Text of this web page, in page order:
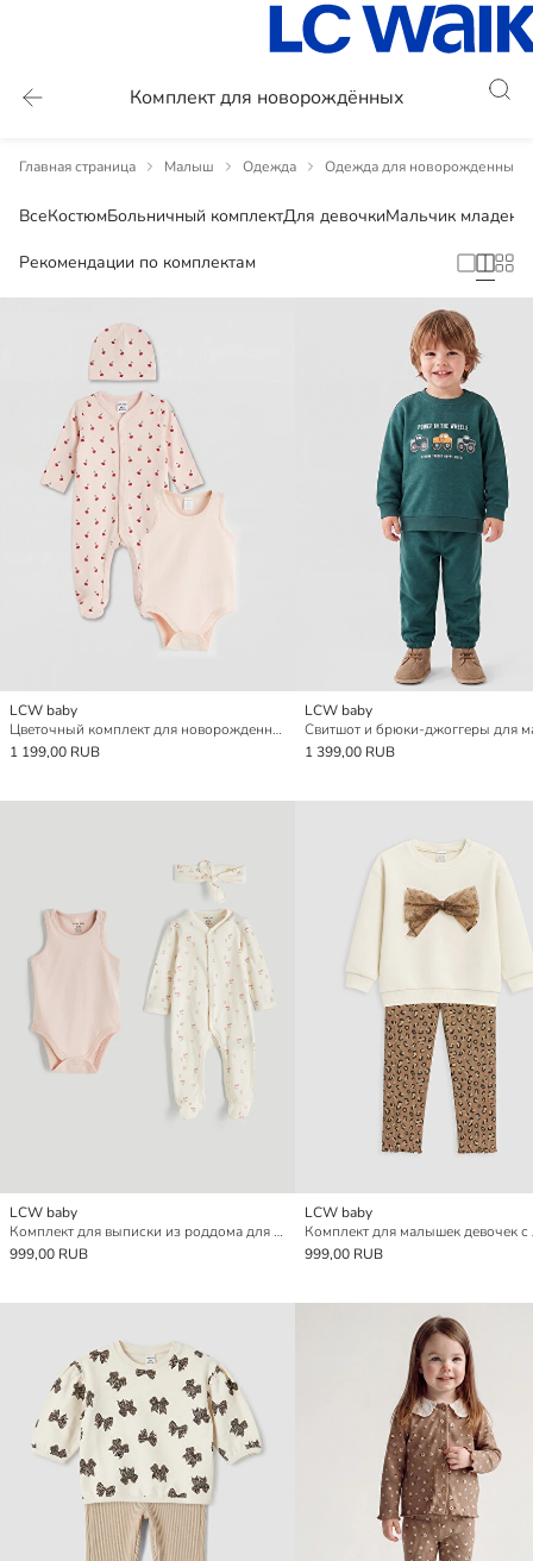
Комплект для новорождённых
Главная страница Малыш Одежда Одежда для новорожденных
ВсеКостюмБольничный комплектДля девочкиМальчик
Рекомендации по комплектам
LCW baby
Цветочный комплект для новорожденной девочки для роддома
1 199,00 RUB
LCW baby
1 399,00 RUB
LCW baby
Комплект для выписки из роддома для малышек девочек
999,00 RUB
LCW baby
999,00 RUB